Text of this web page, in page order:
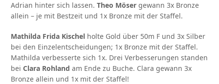
Adrian hinter sich lassen.Theo Möser gewann 3x Bronze
allein – je mit Bestzeit und 1x Bronze mit der Staffel.
Mathilda Frida Kischel holte Gold über 50m F und 3x Silber
bei den Einzelentscheidungen; 1x Bronze mit der Staffel.
Mathilda verbesserte sich 1x. Drei Verbesserungen standen
beiClara Rohland am Ende zu Buche. Clara gewann 3x
Bronze allein und 1x mit der Staffel!